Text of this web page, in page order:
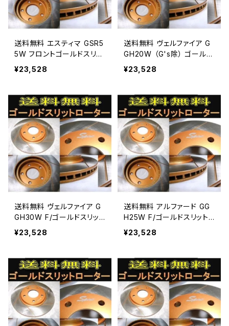
送料無料 エスティマ GSR5
5W フロントゴールドスリッ
トローターパッド ディスク
パッドADVICS/住友
¥23,528
送料無料 ヴェルファイア G
GH20W （G's除） ゴールド
ロータパッド ディスクパッド
ADVICS/住友
¥23,528
送料無料 ヴェルファイア G
GH30W F/ゴールドスリット
ローターパッド ディスクパ
ッドADVICS/住友
¥23,528
送料無料 アルファード GG
H25W F/ゴールドスリット
ローターパッド ディスクパ
ッドADVICS/住友
¥23,528